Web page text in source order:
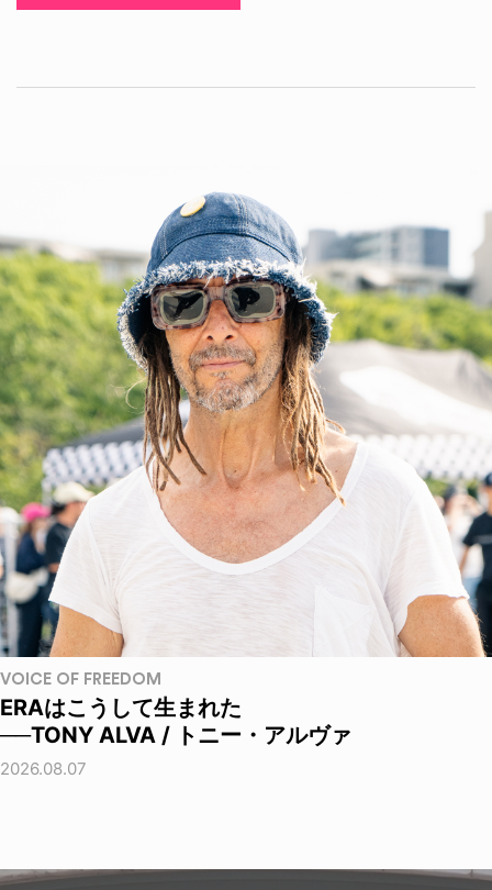
VOICE OF FREEDOM
ERAはこうして生まれた
──TONY ALVA / トニー・アルヴァ
2026.08.07